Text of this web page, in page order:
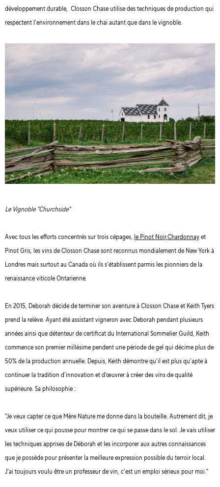
développement durable, Closson Chase utilise des techniques de production qui
respectent l’environnement dans le chai autant que dans le vignoble.
Le Vignoble "Churchside"
Avec tous les efforts concentrés sur trois cépages, le Pinot Noir,Chardonnayet
Pinot Gris, les vins de Closson Chase sont reconnus mondialement de New York à
Londres mais surtout au Canada où ils s’établissent parmis les pionniers de la
renaissance viticole Ontarienne.
En 2015, Deborah décide de terminer son aventure à Closson Chase et Keith Tyers
prend la relève. Ayant été assistant vigneron avec Deborah pendant plusieurs
années ainsi que détenteur de certificat du International Sommelier Guild, Keith
commence son premier millésime pendent une période de gel qui décime plus de
50% de la production annuelle. Depuis, Keith démontre qu’il est plus qu’apte à
continuer la tradition d’innovation et d'œuvrer à créer des vins de qualité
supérieure. Sa philosophie :
"Je veux capter ce que Mère Nature me donne dans la bouteille. Autrement dit, je
veux utiliser ce qui pousse pour montrer ce qui se passe dans le sol. Je vais utiliser
les techniques apprises de Déborah et les incorporer aux autres connaissances
que je possède pour présenter la meilleure expression possible du terroir local.
J’ai toujours voulu être un professeur de vin, c’est un emploi sérieux pour moi."